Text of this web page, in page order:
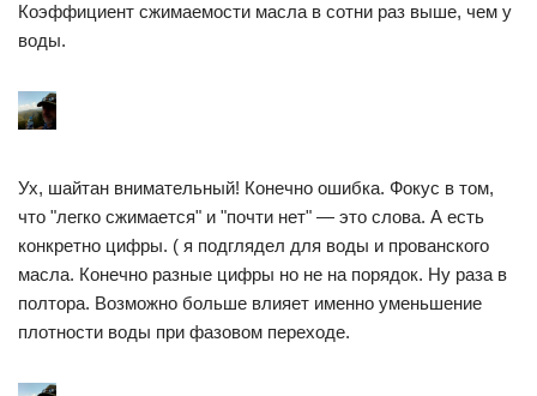
Коэффициент сжимаемости масла в сотни раз выше, чем у
воды.
Ух, шайтан внимательный! Конечно ошибка. Фокус в том,
что "легко сжимается" и "почти нет" — это слова. А есть
конкретно цифры. ( я подглядел для воды и прованского
масла. Конечно разные цифры но не на порядок. Ну раза в
полтора. Возможно больше влияет именно уменьшение
плотности воды при фазовом переходе.